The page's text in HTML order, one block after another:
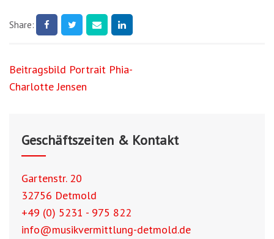
Share:
Beitragsnavigation
Beitragsbild Portrait Phia-
Charlotte Jensen
Geschäftszeiten & Kontakt
Gartenstr. 20
32756 Detmold
+49 (0) 5231 - 975 822
info@musikvermittlung-detmold.de